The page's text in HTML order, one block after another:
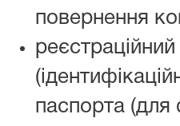
повернення
паспорта (для